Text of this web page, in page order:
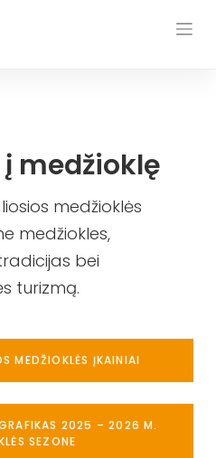
medžioklę
medžioklės
medžiokles,
bei
turizmą.
MEDŽIOKLĖS ĮKAINIAI
2025 – 2026 M.
SEZONE